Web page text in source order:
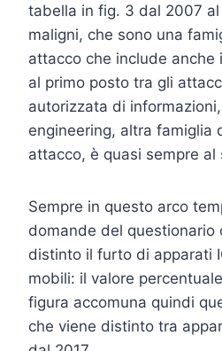
tabella in fig. 3 dal 2007
maligni, che sono una
attacco che include anche
al primo posto tra gli
autorizzata di
engineering, altra famiglia
attacco, è quasi sempre al
Sempre in questo arco
domande del questionario
distinto il furto di apparati
mobili: il valore
figura accomuna quindi
che viene distinto tra